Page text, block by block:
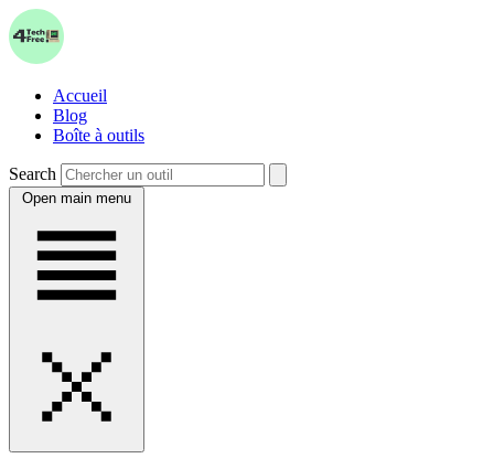
Accueil
Blog
Boîte à outils
Search
Open main menu